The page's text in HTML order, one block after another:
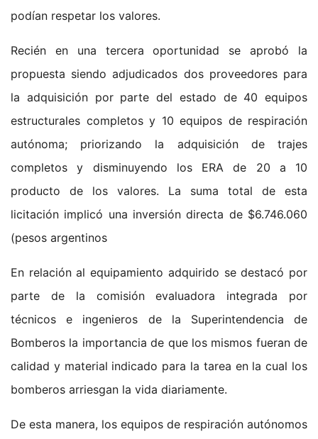
podían respetar los valores.
Recién en una tercera oportunidad se aprobó la
propuesta siendo adjudicados dos proveedores para
la adquisición por parte del estado de 40 equipos
estructurales completos y 10 equipos de respiración
autónoma; priorizando la adquisición de trajes
completos y disminuyendo los ERA de 20 a 10
producto de los valores. La suma total de esta
licitación implicó una inversión directa de $6.746.060
(pesos argentinos
En relación al equipamiento adquirido se destacó por
parte de la comisión evaluadora integrada por
técnicos e ingenieros de la Superintendencia de
Bomberos la importancia de que los mismos fueran de
calidad y material indicado para la tarea en la cual los
bomberos arriesgan la vida diariamente.
De esta manera, los equipos de respiración autónomos